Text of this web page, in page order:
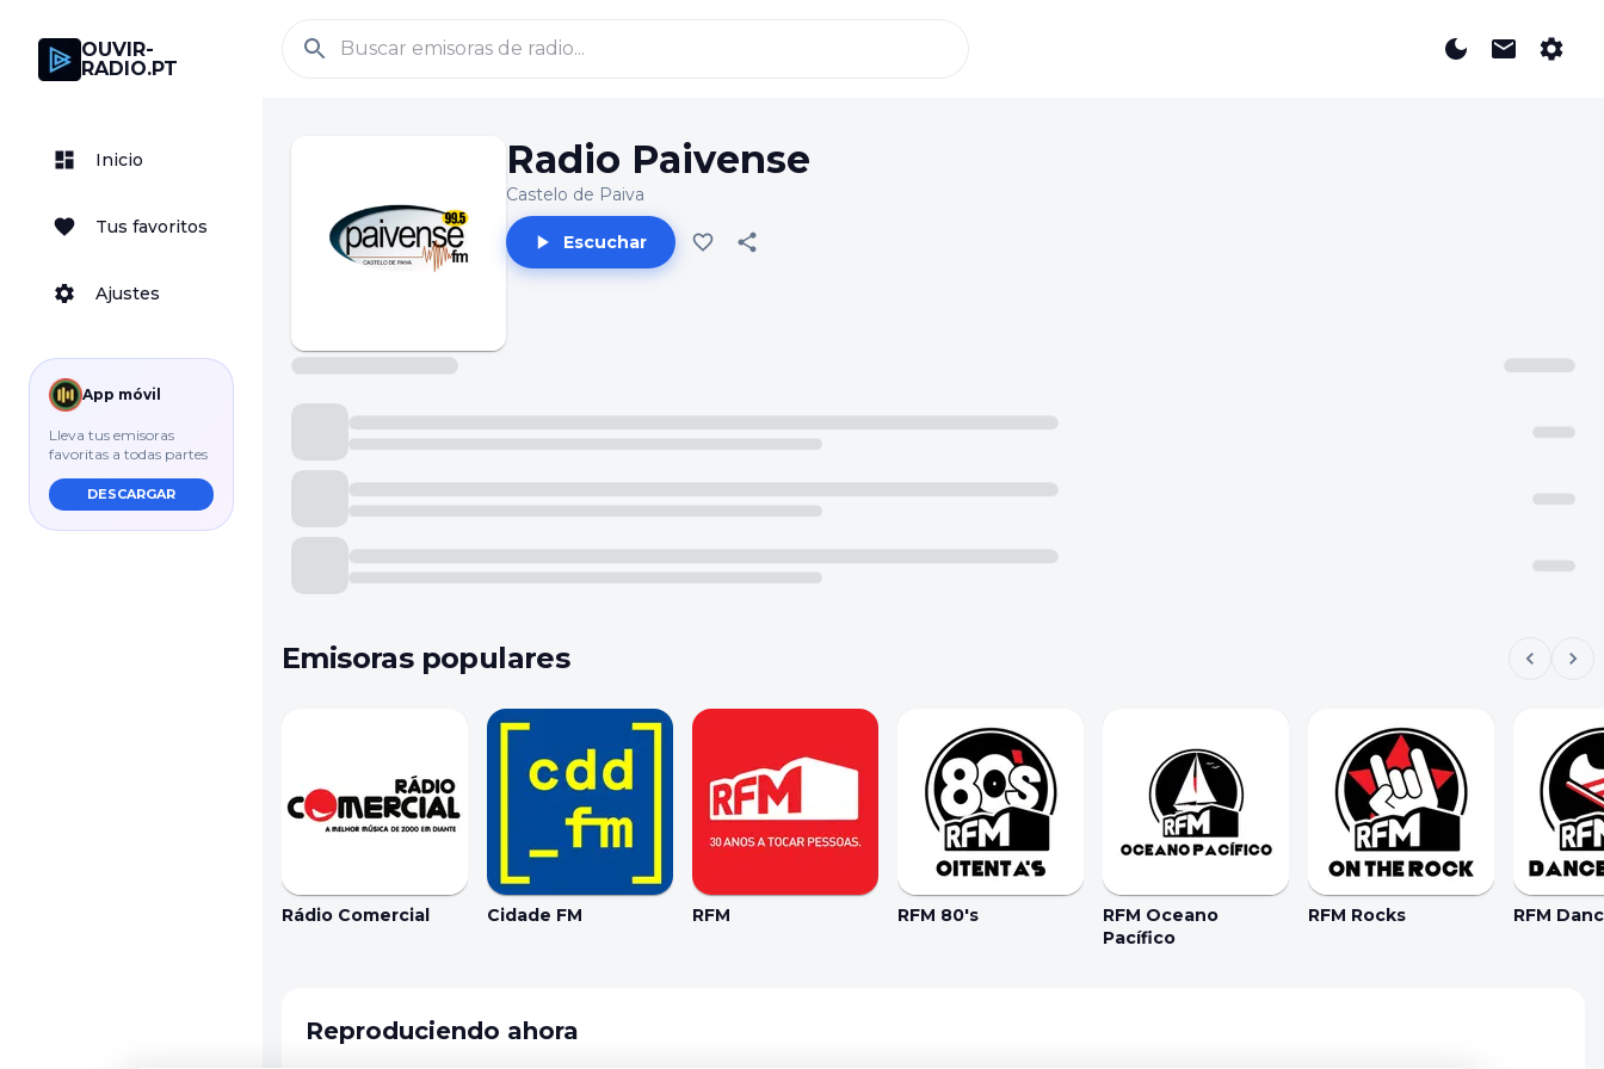
OUVIR-
RADIO.PT
Inicio
Tus favoritos
Ajustes
App móvil
Lleva tus emisoras
favoritas a todas partes
DESCARGAR
Radio Paivense
Castelo de Paiva
Escuchar
Emisoras populares
Rádio Comercial Cidade FM RFM RFM 80's
RFM Oceano
Pacífico
RFM Rocks RFM
Reproduciendo ahora